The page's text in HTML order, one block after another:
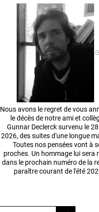
Nous avons le regret de vous
le décès de notre ami et
Gunnar Declerck survenu le
2026, des suites d'une longue
Toutes nos pensées vont à
proches. Un hommage lui sera
dans le prochain numéro de la
paraître courant de l'été